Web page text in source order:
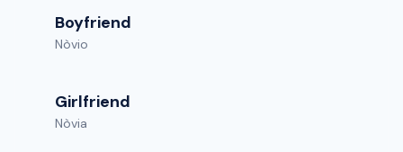
Boyfriend
Nòvio
Girlfriend
Nòvia